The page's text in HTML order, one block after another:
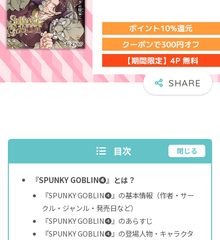
目次 閉じる
『SPUNKY GOBLIN❹』とは？
『SPUNKY GOBLIN❹』の基本情報（作者・サー
クル・ジャンル・発売日など）
『SPUNKY GOBLIN❹』のあらすじ
『SPUNKY GOBLIN❹』の登場人物・キャラクタ